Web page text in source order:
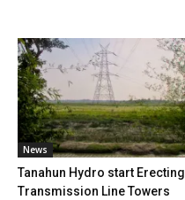
News
Tanahun Hydro start Erecting
Transmission Line Towers